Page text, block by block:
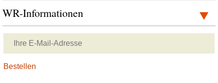
WR-Informationen